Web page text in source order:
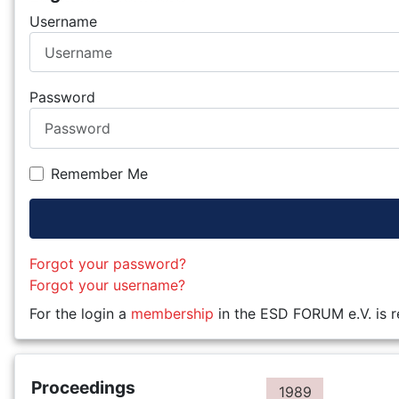
Username
Password
Remember Me
Forgot your password?
Forgot your username?
For the login a membership in the ESD FORUM e.V. is
Proceedings
1989